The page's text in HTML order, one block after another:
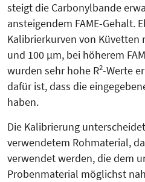
steigt die Carbonylbande
ansteigendem FAME-Gehalt.
Kalibrierkurven von Küvetten
und 100 µm, bei höherem
wurden sehr hohe R2-Werte
dafür ist, dass die
haben.
Die Kalibrierung
verwendetem Rohmaterial,
verwendet werden, die dem
Probenmaterial möglichst